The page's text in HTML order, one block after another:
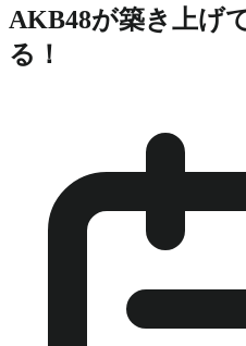
AKB48が築き上げ
る！